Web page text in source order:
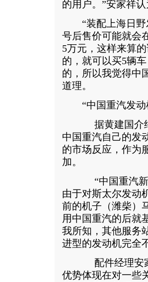
的用户。”安家祥认
“装配上海日野
号后售价可能就会
5万元，这样来算
的，就可以买5辆
的，所以我觉得中
道理。
“中国重汽发动
据黄建国介绍
中国重汽自己的发
的市场反应，作为
加。
“中国重汽新发
由于对斯太尔发动
前的机子（潍柴）
用中国重汽的后就
我所知，其他服务
进型的发动机完全
配件经理安家
优势体现在对一些